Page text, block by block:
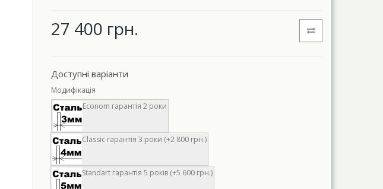
27 400 грн.
Доступні варіанти
Модифікація
Econom гарантія 2 роки
Classic гарантія 3 роки (+2 800 грн.)
Standart гарантія 5 років (+5 600 грн.)